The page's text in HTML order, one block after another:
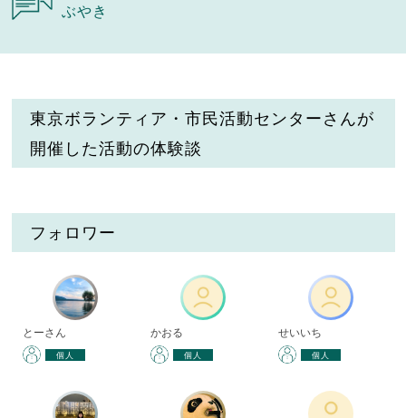
ぶやき
東京ボランティア・市民活動センターさんが
開催した活動の体験談
フォロワー
とーさん
個人
かおる
個人
せいいち
個人